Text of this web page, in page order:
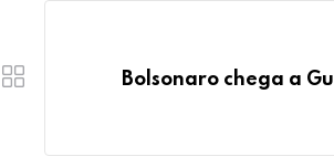
Bolsonaro chega a